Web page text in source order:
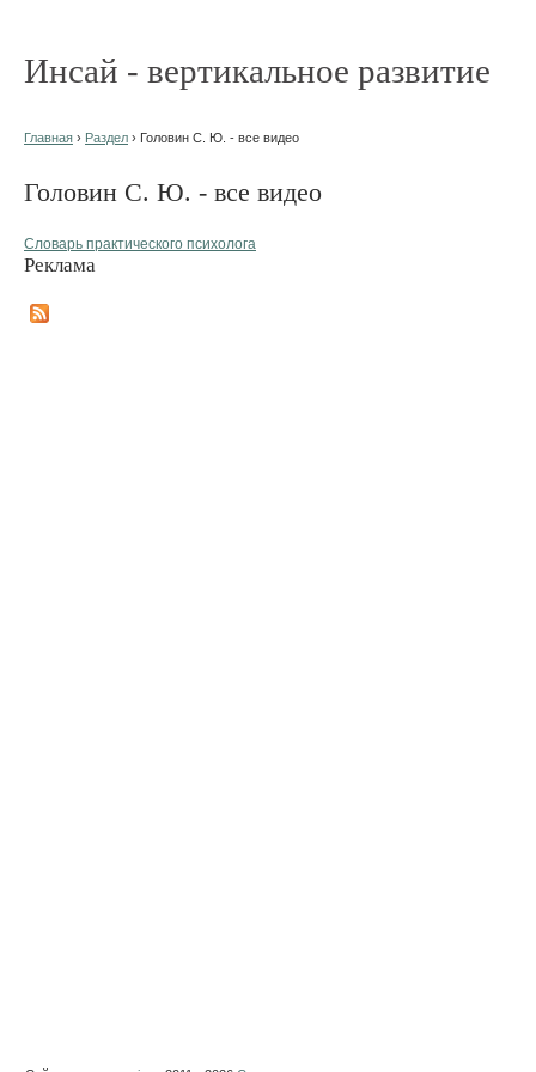
Инсай - вертикальное развитие
Главная › Раздел › Головин С. Ю. - все видео
Головин С. Ю. - все видео
Словарь практического психолога
Реклама